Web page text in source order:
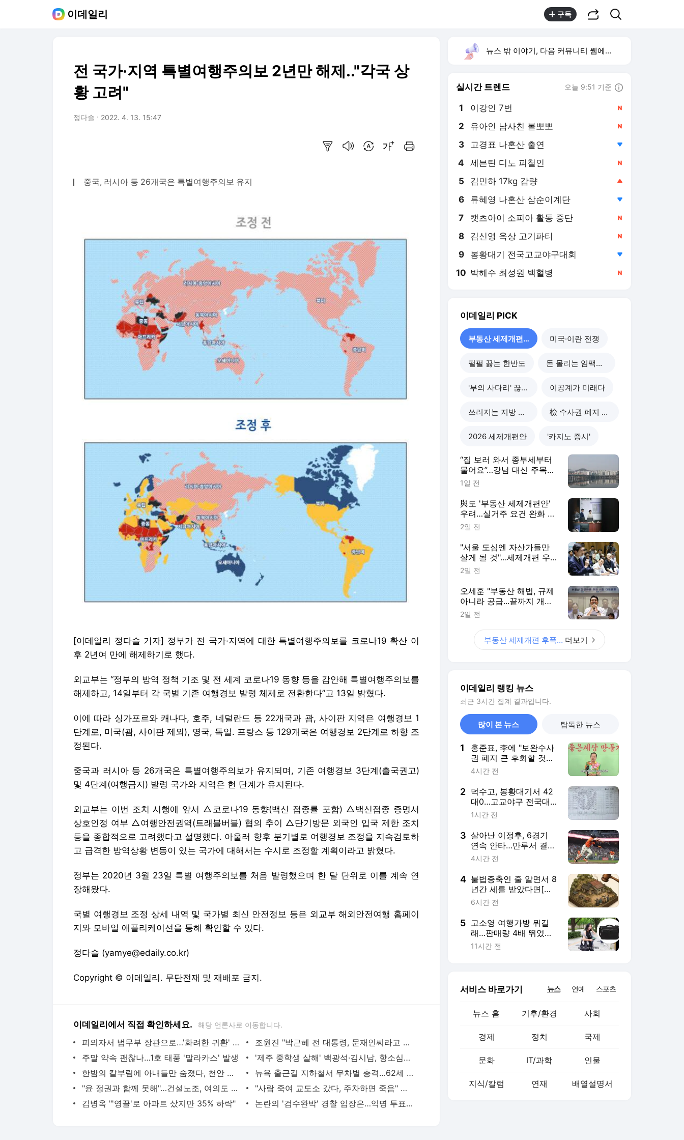
이데일리 구독
전 국가·지역 특별여행주의보 2년만 해제.."각국 상
황 고려"
정다슬 2022. 4. 13. 15:47
중국, 러시아 등 26개국은 특별여행주의보 유지
[이데일리 정다슬 기자] 정부가 전 국가·지역에 대한 특별여행주의보를 코로나19 확산 이
후 2년여 만에 해제하기로 했다.
외교부는 “정부의 방역 정책 기조 및 전 세계 코로나19 동향 등을 감안해 특별여행주의보를
해제하고, 14일부터 각 국별 기존 여행경보 발령 체제로 전환한다”고 13일 밝혔다.
이에 따라 싱가포르와 캐나다, 호주, 네덜란드 등 22개국과 괌, 사이판 지역은 여행경보 1
단계로, 미국(괌, 사이판 제외), 영국, 독일. 프랑스 등 129개국은 여행경보 2단계로 하향 조
정된다.
중국과 러시아 등 26개국은 특별여행주의보가 유지되며, 기존 여행경보 3단계(출국권고)
및 4단계(여행금지) 발령 국가와 지역은 현 단계가 유지된다.
외교부는 이번 조치 시행에 앞서 △코로나19 동향(백신 접종률 포함) △백신접종 증명서
상호인정 여부 △여행안전권역(트래블버블) 협의 추이 △단기방문 외국인 입국 제한 조치
등을 종합적으로 고려했다고 설명했다. 아울러 향후 분기별로 여행경보 조정을 지속검토하
고 급격한 방역상황 변동이 있는 국가에 대해서는 수시로 조정할 계획이라고 밝혔다.
정부는 2020년 3월 23일 특별 여행주의보를 처음 발령했으며 한 달 단위로 이를 계속 연
장해왔다.
국별 여행경보 조정 상세 내역 및 국가별 최신 안전정보 등은 외교부 해외안전여행 홈페이
지와 모바일 애플리케이션을 통해 확인할 수 있다.
정다슬 (yamye@edaily.co.kr)
Copyright © 이데일리. 무단전재 및 재배포 금지.
이데일리에서 직접 확인하세요. 해당 언론사로 이동합니다.
피의자서 법무부 장관으로…'화려한 귀환' 한동훈은 누구?
조원진 "박근혜 전 대통령, 문재인씨라고 부르는 이유는..."
주말 약속 괜찮나…1호 태풍 '말라카스' 발생
'제주 중학생 살해' 백광석·김시남, 항소심서도 사형 구형
한밤의 칼부림에 아내들만 숨졌다, 천안 부부 모임의 비극
뉴욕 출근길 지하철서 무차별 총격…62세 용의자 추적 중
"윤 정권과 함께 못해"…건설노조, 여의도 집회 후 종묘공원 집결
"사람 죽여 교도소 갔다, 주차하면 죽음" 협박…결국 고소
김병옥 "'영끌'로 아파트 샀지만 35% 하락"
논란의 '검수완박' 경찰 입장은…익명 투표 80%는 이러했다
뉴스 밖 이야기, 다음 커뮤니티 웹에서 보기
실시간 트렌드 오늘 9:51 기준
1 이강인 7번
3 고경표 나혼산 출연
4 세븐틴 디노 피철인
5 김민하 17kg 감량
6 류혜영 나혼산 삼순이계단
7 캣츠아이 소피아 활동 중단
8 김신영 옥상 고기파티
9 봉황대기 전국고교야구대회
10 박해수 최성원 백혈병
이데일리 PICK
부동산 세제개편 후폭풍 미국·이란 전쟁
펄펄 끓는 한반도 돈 몰리는 임팩트 투자
'부의 사다리' 끊기나 이공계가 미래다
쓰러지는 지방 부동산 檢 수사권 폐지 후폭풍
2026 세제개편안 '카지노 증시'
“집 보러 와서 종부세부터
물어요”…강남 대신 주목받
는 ‘강·양·영·동’
1일 전
與도 '부동산 세제개편안'
우려…실거주 요건 완화 시
사
2일 전
"서울 도심엔 자산가들만
살게 될 것"…세제개편 우
려 쏟아져
2일 전
오세훈 "부동산 해법, 규제
아니라 공급...끝까지 개선
건의할 것"
2일 전
부동산 세제개편 후폭풍 더보기
이데일리 랭킹 뉴스
최근 3시간 집계 결과입니다.
많이 본 뉴스 탐독한 뉴스
1
홍준표, 李에 "보완수사
권 폐지 큰 후회할 것…
부동산 서민들만 고통"
4시간 전
2 덕수고, 봉황대기서 42
대0…고교야구 전국대
회 최다 득점 신기록
1시간 전
3 살아난 이정후, 6경기
연속 안타…만루서 결승
2타점 적시타
4시간 전
4 불법증축인 줄 알면서 8
년간 세를 받았다면[판
례방]
6시간 전
5 고소영 여행가방 뭐길
래…판매량 4배 뛰었다
[누구템]
11시간 전
서비스 바로가기 뉴스 연예 스포츠
뉴스 홈 기후/환경 사회
경제 정치 국제
문화 IT/과학 인물
지식/칼럼 연재 배열설명서